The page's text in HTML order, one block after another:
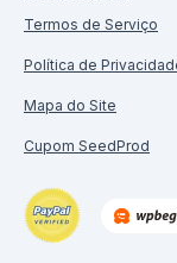
Termos de Serviço
Política de
Mapa do Site
Cupom SeedProd